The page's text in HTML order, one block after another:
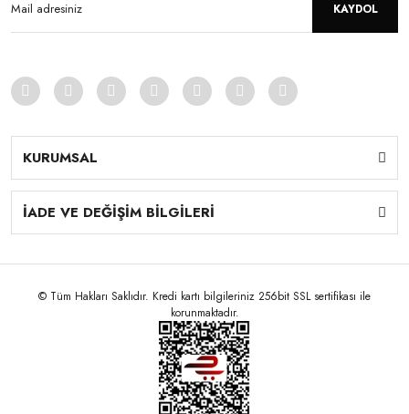
KAYDOL
KURUMSAL
İADE VE DEĞİŞİM BİLGİLERİ
© Tüm Hakları Saklıdır. Kredi kartı bilgileriniz 256bit SSL sertifikası ile
korunmaktadır.